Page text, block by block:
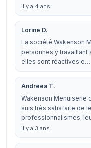
il y a 4 ans
Lorine D.
La société Wakenson
personnes y
elles sont réactives e…
Andreea T.
Wakenson Menuiserie
suis très satisfaite de
professionnalismes,
il y a 3 ans